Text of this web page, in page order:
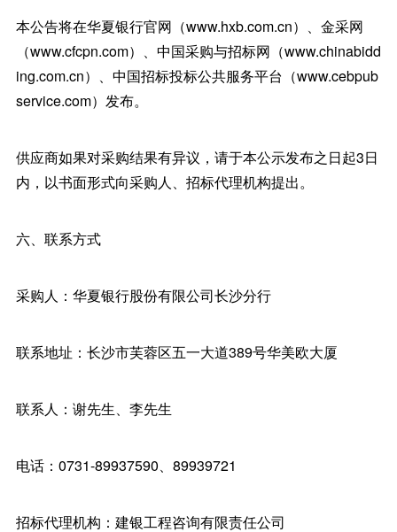
本公告将在华夏银行官网（www.hxb.com.cn）、金采网
（www.cfcpn.com）、中国采购与招标网（www.chinabidd
ing.com.cn）、中国招标投标公共服务平台（www.cebpub
service.com）发布。
供应商如果对采购结果有异议，请于本公示发布之日起3日
内，以书面形式向采购人、招标代理机构提出。
六、联系方式
采购人：华夏银行股份有限公司长沙分行
联系地址：长沙市芙蓉区五一大道389号华美欧大厦
联系人：谢先生、李先生
电话：0731-89937590、89939721
招标代理机构：建银工程咨询有限责任公司